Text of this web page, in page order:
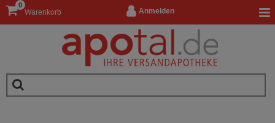
Anmelden
Warenkorb
0